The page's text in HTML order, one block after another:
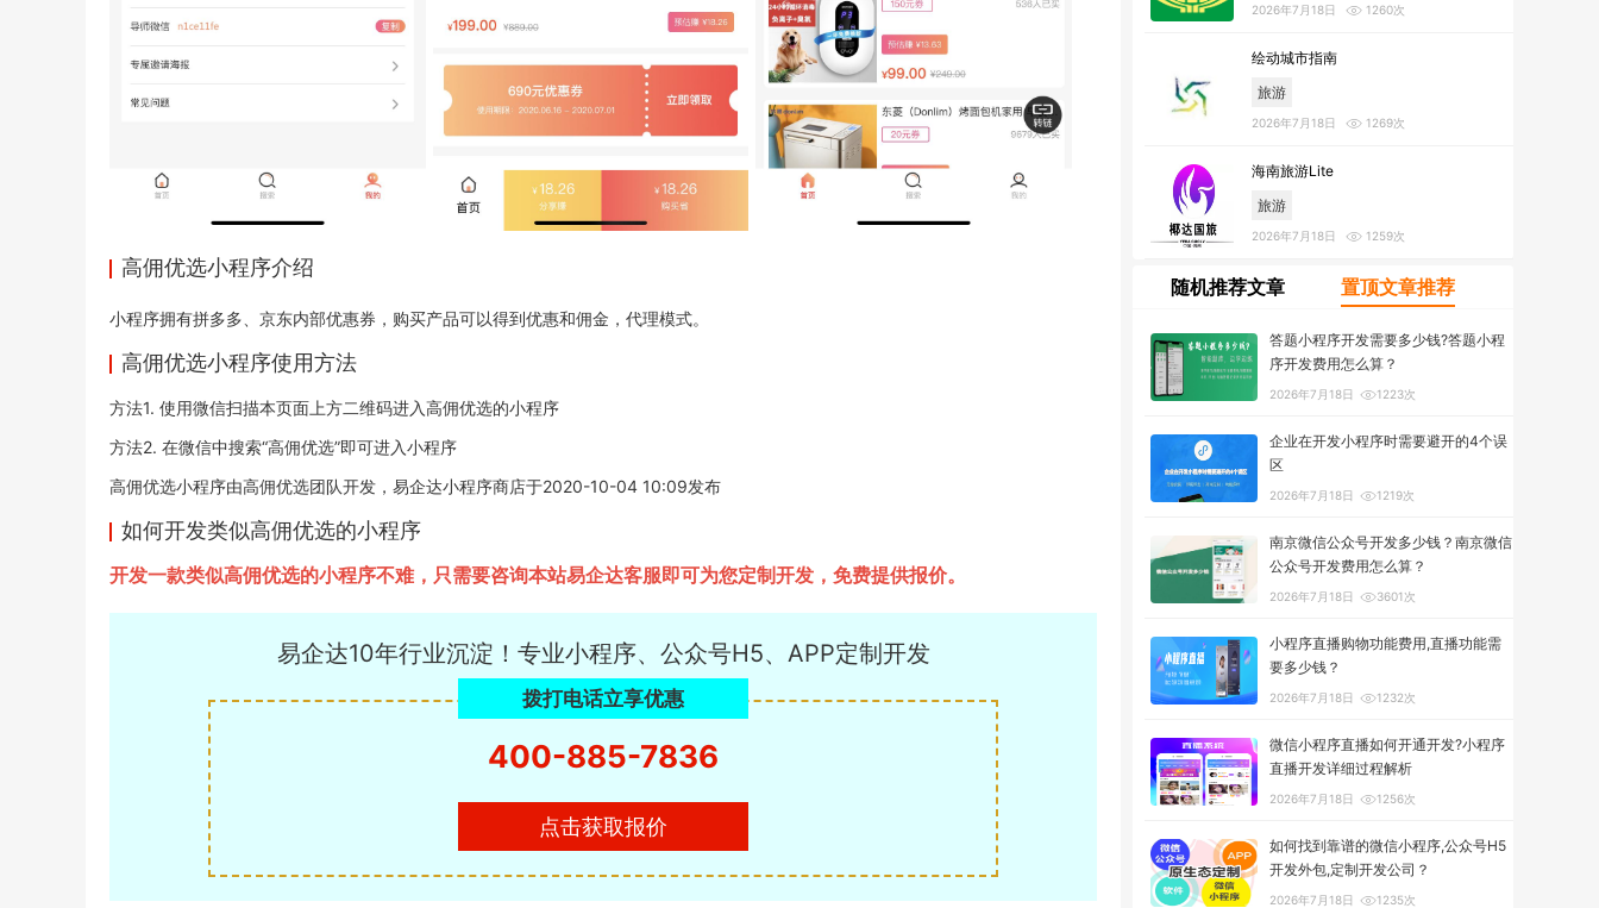
高佣优选小程序介绍
小程序拥有拼多多、京东内部优惠券，购买产品可以得到优惠和佣金，代理模式。
高佣优选小程序使用方法
方法1. 使用微信扫描本页面上方二维码进入高佣优选的小程序
方法2. 在微信中搜索“高佣优选”即可进入小程序
高佣优选小程序由高佣优选团队开发，易企达小程序商店于2020-10-04 10:09发布
如何开发类似高佣优选的小程序
开发一款类似高佣优选的小程序不难，只需要咨询本站易企达客服即可为您定制开发，免费提供报价。
易企达10年行业沉淀！专业小程序、公众号H5、APP定制开发
拨打电话立享优惠
400-885-7836
点击获取报价
2026年7月18日 1260次
绘动城市指南
旅游
2026年7月18日 1269次
海南旅游Lite
旅游
2026年7月18日 1259次
随机推荐文章 置顶文章推荐
答题小程序开发需要多少钱?答题小程
序开发费用怎么算？
2026年7月18日 1223次
企业在开发小程序时需要避开的4个误
区
2026年7月18日 1219次
南京微信公众号开发多少钱？南京微信
公众号开发费用怎么算？
2026年7月18日 3601次
小程序直播购物功能费用,直播功能需
要多少钱？
2026年7月18日 1232次
微信小程序直播如何开通开发?小程序
直播开发详细过程解析
2026年7月18日 1256次
如何找到靠谱的微信小程序,公众号H5
开发外包,定制开发公司？
2026年7月18日 1235次